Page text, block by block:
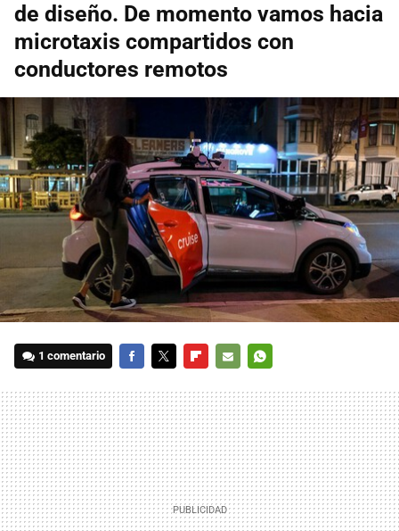
de diseño. De momento vamos hacia
microtaxis compartidos con
conductores remotos
1 comentario
MAIL